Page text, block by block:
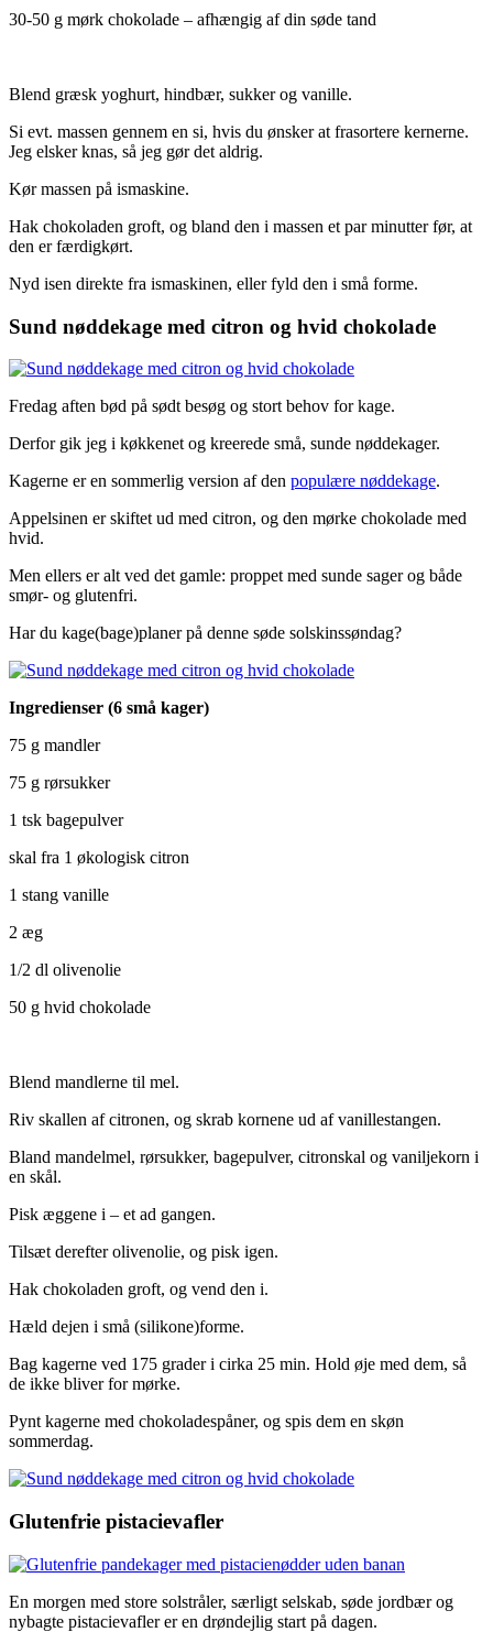
30-50 g mørk chokolade – afhængig af din søde tand
Blend græsk yoghurt, hindbær, sukker og vanille.
Si evt. massen gennem en si, hvis du ønsker at frasortere kernerne.
Jeg elsker knas, så jeg gør det aldrig.
Kør massen på ismaskine.
Hak chokoladen groft, og bland den i massen et par minutter før, at
den er færdigkørt.
Nyd isen direkte fra ismaskinen, eller fyld den i små forme.
Sund nøddekage med citron og hvid chokolade
Fredag aften bød på sødt besøg og stort behov for kage.
Derfor gik jeg i køkkenet og kreerede små, sunde nøddekager.
Kagerne er en sommerlig version af den populære nøddekage.
Appelsinen er skiftet ud med citron, og den mørke chokolade med
hvid.
Men ellers er alt ved det gamle: proppet med sunde sager og både
smør- og glutenfri.
Har du kage(bage)planer på denne søde solskinssøndag?
Ingredienser (6 små kager)
75 g mandler
75 g rørsukker
1 tsk bagepulver
skal fra 1 økologisk citron
1 stang vanille
2 æg
1/2 dl olivenolie
50 g hvid chokolade
Blend mandlerne til mel.
Riv skallen af citronen, og skrab kornene ud af vanillestangen.
Bland mandelmel, rørsukker, bagepulver, citronskal og vaniljekorn i
en skål.
Pisk æggene i – et ad gangen.
Tilsæt derefter olivenolie, og pisk igen.
Hak chokoladen groft, og vend den i.
Hæld dejen i små (silikone)forme.
Bag kagerne ved 175 grader i cirka 25 min. Hold øje med dem, så
de ikke bliver for mørke.
Pynt kagerne med chokoladespåner, og spis dem en skøn
sommerdag.
Glutenfrie pistacievafler
En morgen med store solstråler, særligt selskab, søde jordbær og
nybagte pistacievafler er en drøndejlig start på dagen.